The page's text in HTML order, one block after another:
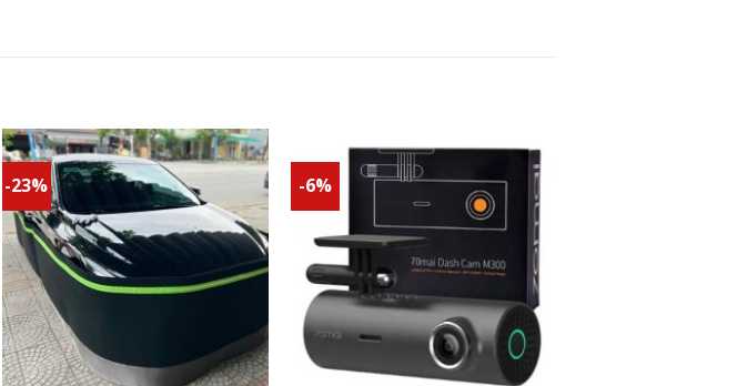
-23%
wishlist
-6%
wishlist